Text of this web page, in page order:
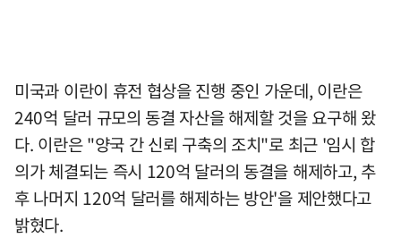
미국과 이란이 휴전 협상을 진행 중인 가운데, 이란은
240억 달러 규모의 동결 자산을 해제할 것을 요구해 왔
다. 이란은 "양국 간 신뢰 구축의 조치"로 최근 '임시 합
의가 체결되는 즉시 120억 달러의 동결을 해제하고, 추
후 나머지 120억 달러를 해제하는 방안'을 제안했다고
밝혔다.